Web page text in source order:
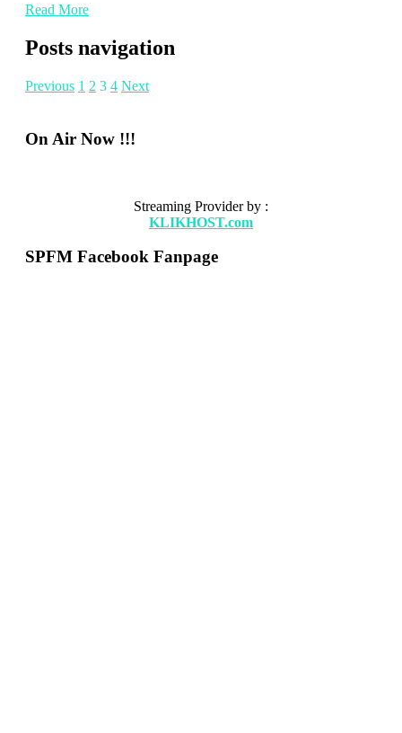
Read More
Posts navigation
Previous 1 2 3 4 Next
On Air Now !!!
Streaming Provider by :
KLIKHOST.com
SPFM Facebook Fanpage